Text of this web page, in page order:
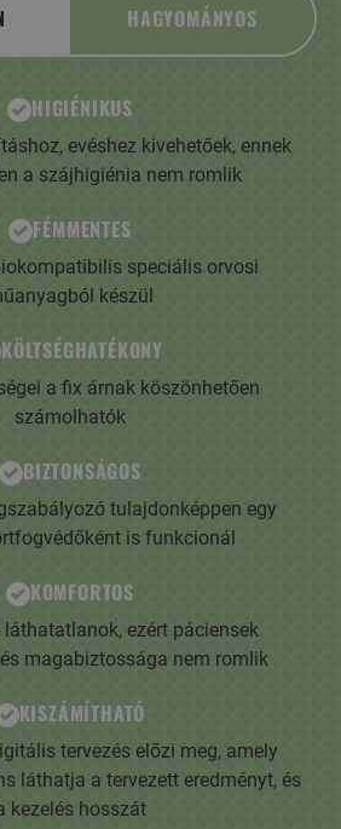
HAGYOMÁNYOS
HIGIÉNIKUS
evéshez kivehetőek, ennek
a szájhigiénia nem romlik
FÉMMENTES
speciális orvosi
készül
KÖLTSÉGHATÉKONY
a fix árnak köszönhetően
számolhatók
BIZTONSÁGOS
tulajdonképpen egy
is funkcionál
KOMFORTOS
ezért páciensek
magabiztossága nem romlik
KISZÁMÍTHATÓ
tervezés előzi meg, amely
láthatja a tervezett eredményt, és
kezelés hosszát